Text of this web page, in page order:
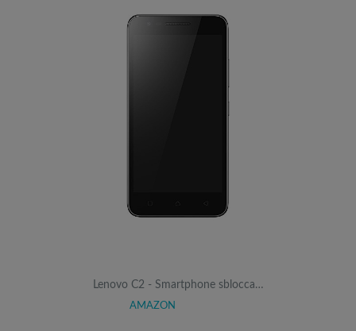
Lenovo C2 - Smartphone sblocca…
AMAZON